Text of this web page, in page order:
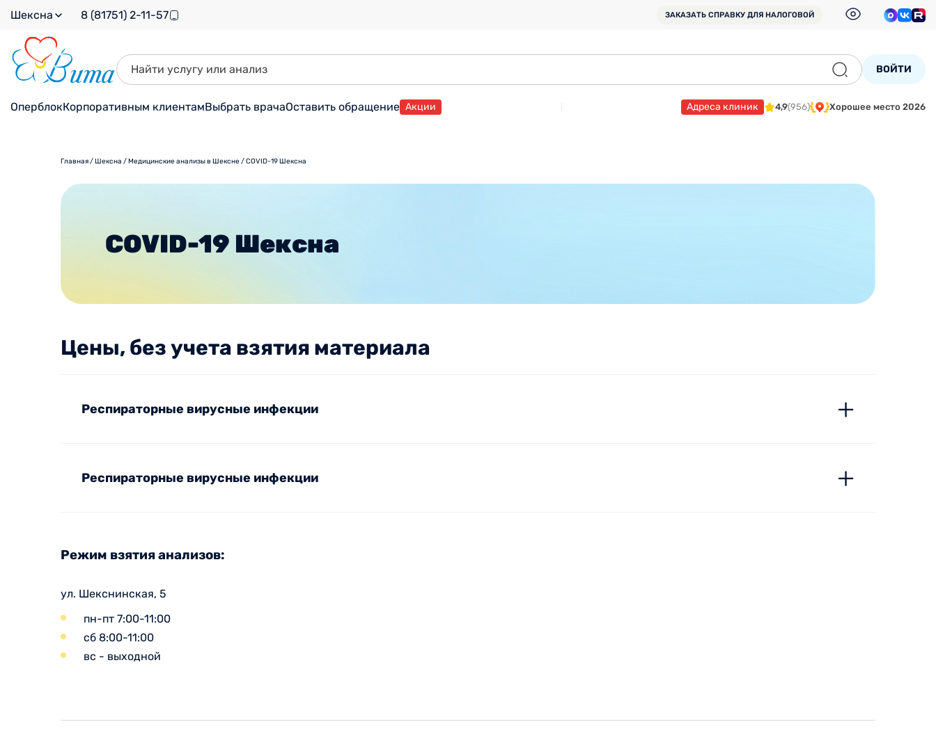
Шексна 8 (81751) 2-11-57 ЗАКАЗАТЬ СПРАВКУ ДЛЯ НАЛОГОВОЙ
ВОЙТИ
ОперблокКорпоративным клиентамВыбрать врачаОставить обращение Акции Адреса клиник 4,9(956) Хорошее место 2026
Главная/Шексна /Медицинские анализы в Шексне /COVID-19 Шексна
COVID-19 Шексна
Цены, без учета взятия материала
Респираторные вирусные инфекции
Респираторные вирусные инфекции
Режим взятия анализов:
ул. Шекснинская, 5
пн-пт 7:00-11:00
сб 8:00-11:00
вс - выходной